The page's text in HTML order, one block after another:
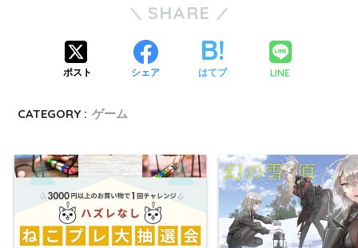
SHARE
ポスト シェア はてブ LINE
CATEGORY : ゲーム